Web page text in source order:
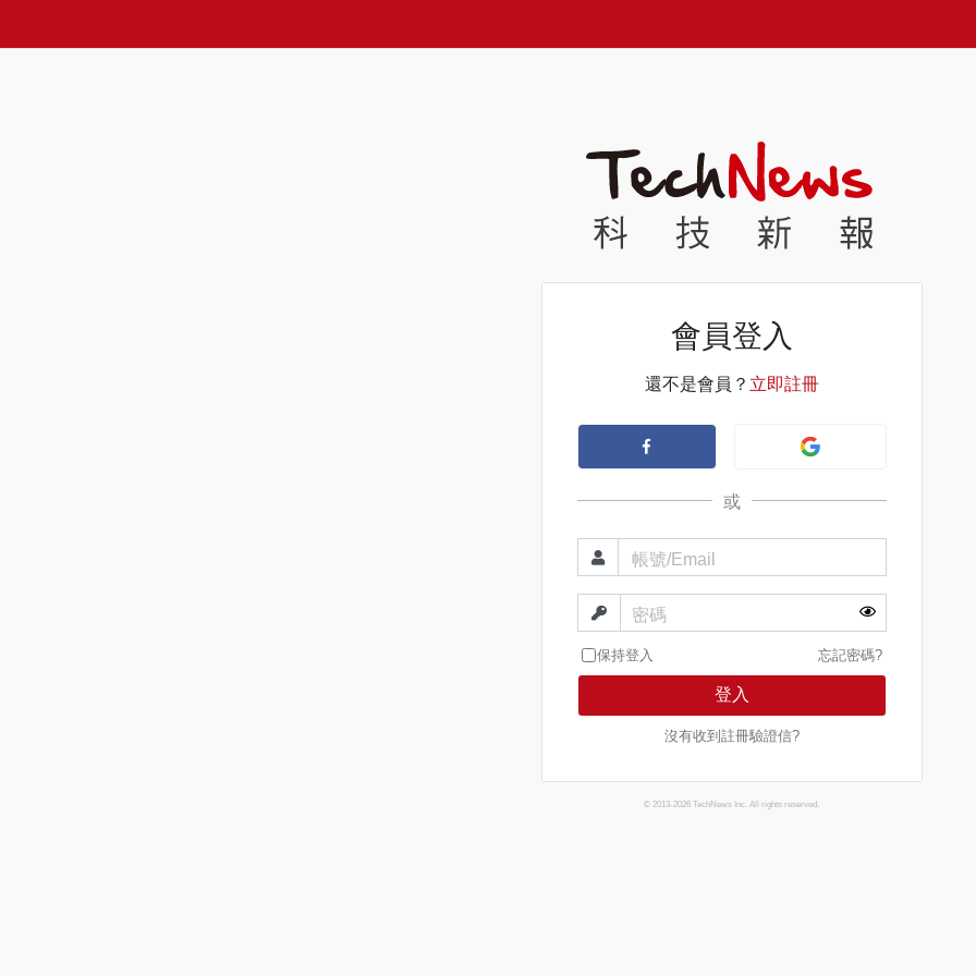
會員登入
還不是會員？ 立即註冊
或
帳號/Email
密碼
保持登入 忘記密碼?
登入
沒有收到註冊驗證信?
© 2013-2026 TechNews Inc. All rights reserved.